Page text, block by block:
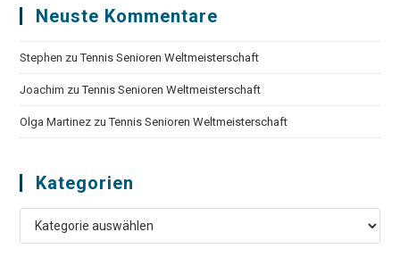
Neuste Kommentare
Stephen zuTennis Senioren Weltmeisterschaft
Joachim zuTennis Senioren Weltmeisterschaft
Olga Martinez zuTennis Senioren Weltmeisterschaft
Kategorien
Kategorien